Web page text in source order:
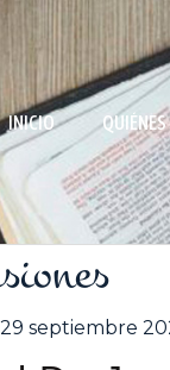
INICIO
29 septiembre